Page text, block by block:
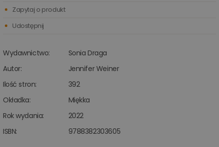
Wydawnictwo:
Sonia Draga
Autor:
Jennifer Weiner
Ilość stron:
392
Okładka:
Miękka
Rok wydania:
2022
ISBN:
9788382303605
Zapytaj o produkt
Udostępnij